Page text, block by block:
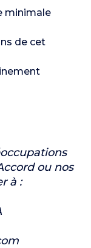
minimale
de cet
ou nos
à :